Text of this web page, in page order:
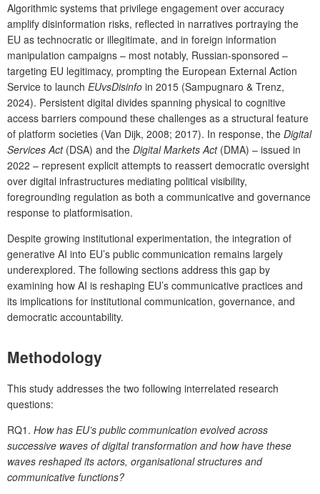
Algorithmic systems that privilege engagement over accuracy
amplify disinformation risks, reflected in narratives portraying the
EU as technocratic or illegitimate, and in foreign information
manipulation campaigns – most notably, Russian-sponsored –
targeting EU legitimacy, prompting the European External Action
Service to launch EUvsDisinfo in 2015 (Sampugnaro & Trenz,
2024). Persistent digital divides spanning physical to cognitive
access barriers compound these challenges as a structural feature
of platform societies (Van Dijk, 2008; 2017). In response, the Digital
Services Act(DSA) and the Digital Markets Act (DMA) – issued in
2022 – represent explicit attempts to reassert democratic oversight
over digital infrastructures mediating political visibility,
foregrounding regulation as both a communicative and governance
response to platformisation.
Despite growing institutional experimentation, the integration of
generative AI into EU’s public communication remains largely
underexplored. The following sections address this gap by
examining how AI is reshaping EU’s communicative practices and
its implications for institutional communication, governance, and
democratic accountability.
Methodology
This study addresses the two following interrelated research
questions:
RQ1. How has EU’s public communication evolved across
successive waves of digital transformation and how have these
waves reshaped its actors, organisational structures and
communicative functions?